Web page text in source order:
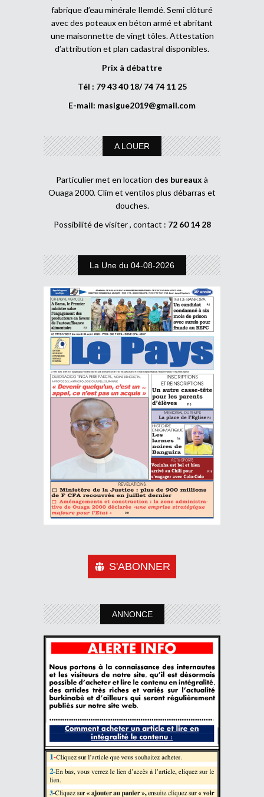
fabrique d’eau minérale Ilemdé. Semi clôturé
avec des poteaux en béton armé et abritant
une maisonnette de vingt tôles. Attestation
d’attribution et plan cadastral disponibles.
Prix à débattre
Tél : 79 43 40 18/ 74 74 11 25
E-mail: masigue2019@gmail.com
A LOUER
Particulier met en location des bureaux à
Ouaga 2000. Clim et ventilos plus débarras et
douches.
Possibilité de visiter , contact : 72 60 14 28
La Une du 04-08-2026
S'ABONNER
ANNONCE